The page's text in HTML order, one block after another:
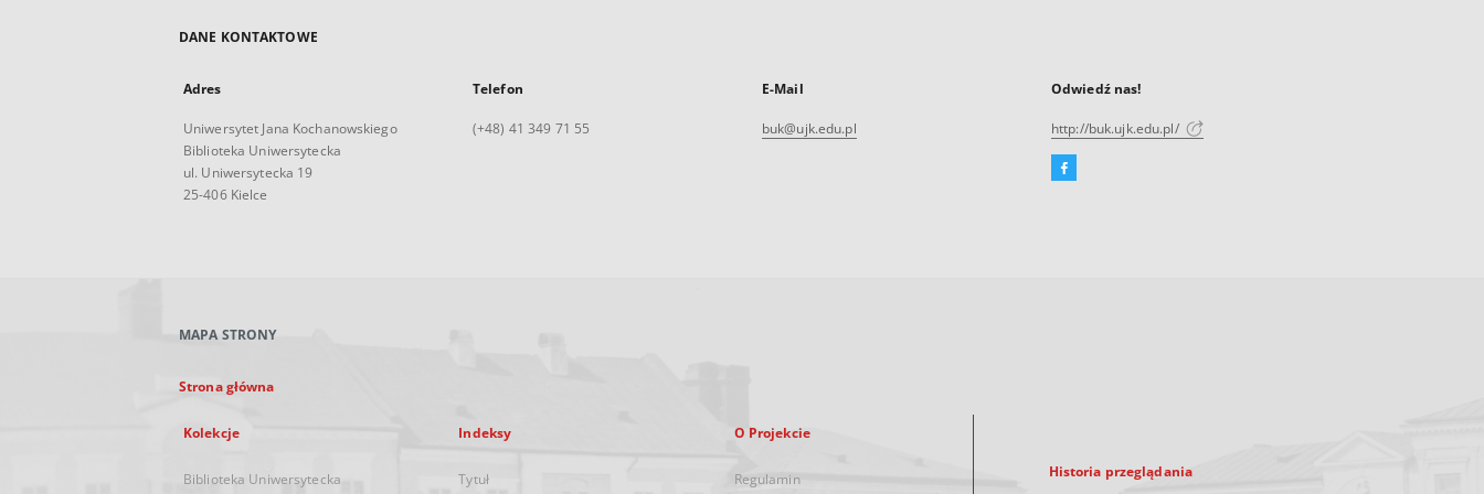
DANE KONTAKTOWE
Adres
Uniwersytet Jana Kochanowskiego
Biblioteka Uniwersytecka
ul. Uniwersytecka 19
25-406 Kielce
Telefon
(+48) 41 349 71 55
E-Mail
buk@ujk.edu.pl
Odwiedź nas!
http://buk.ujk.edu.pl/
Facebook
MAPA STRONY
Strona główna
Kolekcje
Biblioteka Uniwersytecka
Indeksy
Tytuł
O Projekcie
Regulamin Historia przeglądania